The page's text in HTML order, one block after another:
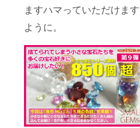
ますハマっていただけます
ように。